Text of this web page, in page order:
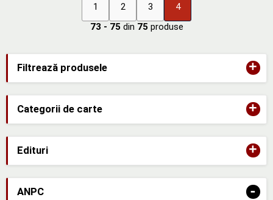
Filtrează produsele +
Categorii de carte +
Edituri +
ANPC -
1 2 3 4
73 - 75 din 75 produse